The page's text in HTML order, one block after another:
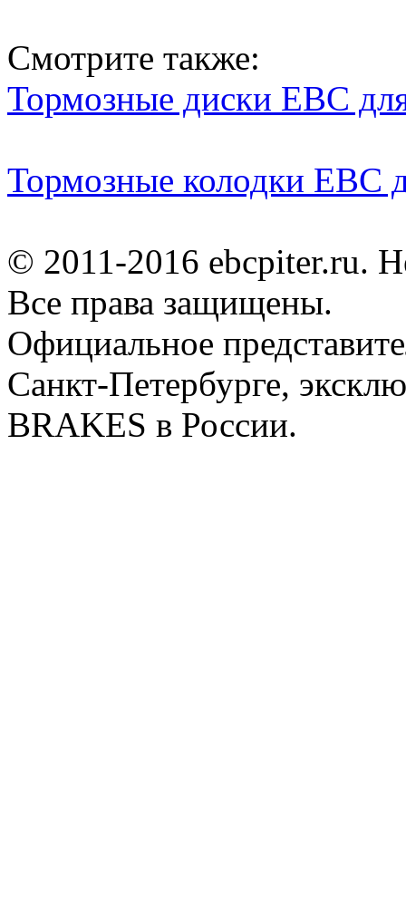
Смотрите также:
Тормозные диски EBC
Тормозные колодки
© 2011-2016 ebcpiter.ru.
Все права защищены.
Официальное
Санкт-Петербурге,
BRAKES в России.